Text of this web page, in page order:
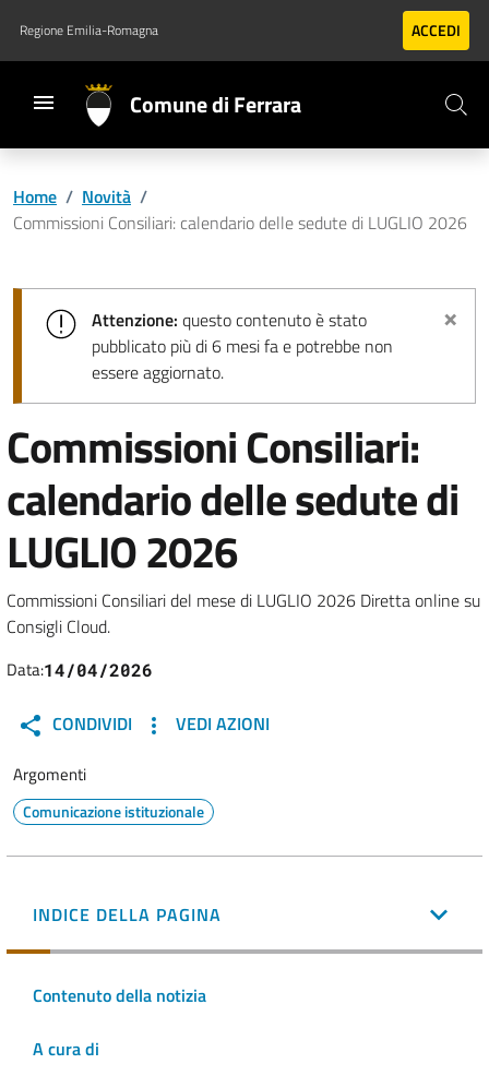
Vai al contenuto principale
Vai al footer
Regione Emilia-Romagna ACCEDI
Comune di Ferrara
Home / Novità /
Commissioni Consiliari: calendario delle sedute di LUGLIO 2026
Attenzione: questo contenuto è stato
pubblicato più di 6 mesi fa e potrebbe non
essere aggiornato.
×
Commissioni Consiliari:
calendario delle sedute di
LUGLIO 2026
Commissioni Consiliari del mese di LUGLIO 2026 Diretta online su
Consigli Cloud.
Data:14/04/2026
CONDIVIDI VEDI AZIONI
Argomenti
Comunicazione istituzionale
INDICE DELLA PAGINA
Contenuto della notizia
A cura di